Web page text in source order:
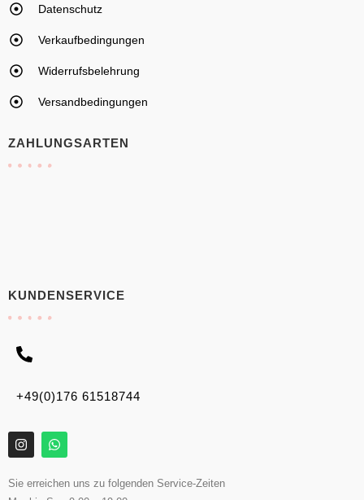
Datenschutz
Verkaufbedingungen
Widerrufsbelehrung
Versandbedingungen
ZAHLUNGSARTEN
KUNDENSERVICE
+49(0)176 61518744
Sie erreichen uns zu folgenden Service-Zeiten